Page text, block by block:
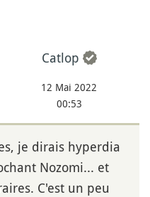
Catlop
12 Mai 2022
00:53
je dirais hyperdia
Nozomi... et
C'est un peu